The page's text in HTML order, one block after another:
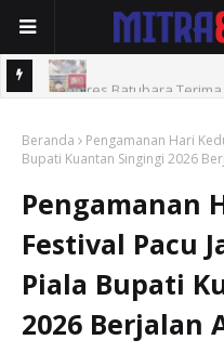
Kapolres Batubara
Hatta
Beranda
Pengamanan Hari
Bupati Kuantan Singingi 2026
Pengamanan
Festival Pacu
Piala Bupati
2026 Berjalan